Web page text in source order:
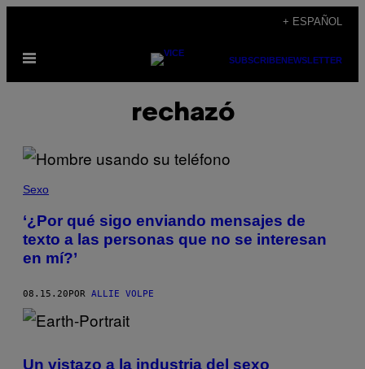
contenido
+ ESPAÑOL
Abrir
SUBSCRIBENEWSLETTER
rechazó
Sexo
‘¿Por qué sigo enviando mensajes de
texto a las personas que no se interesan
en mí?’
08.15.20 POR ALLIE VOLPE
Un vistazo a la industria del sexo